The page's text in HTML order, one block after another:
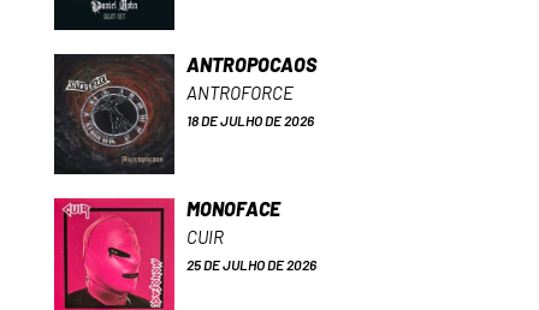
ANTROPOCAOS
ANTROFORCE
18 DE JULHO DE 2026
MONOFACE
CUIR
25 DE JULHO DE 2026